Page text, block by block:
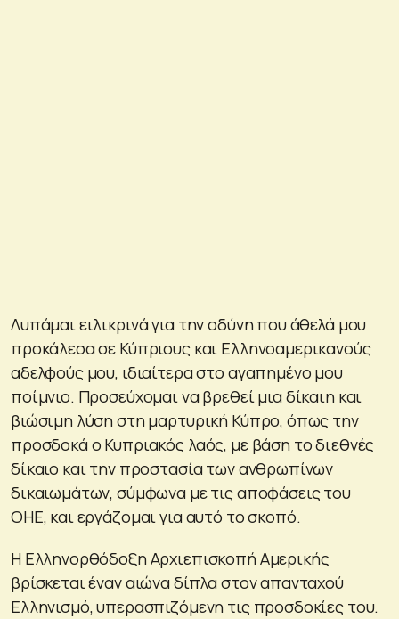
Λυπάμαι ειλικρινά για την οδύνη που άθελά μου
προκάλεσα σε Κύπριους και Ελληνοαμερικανούς
αδελφούς μου, ιδιαίτερα στο αγαπημένο μου
ποίμνιο. Προσεύχομαι να βρεθεί μια δίκαιη και
βιώσιμη λύση στη μαρτυρική Κύπρο, όπως την
προσδοκά ο Κυπριακός λαός, με βάση το διεθνές
δίκαιο και την προστασία των ανθρωπίνων
δικαιωμάτων, σύμφωνα με τις αποφάσεις του
ΟΗΕ, και εργάζομαι για αυτό το σκοπό.
Η Ελληνορθόδοξη Αρχιεπισκοπή Αμερικής
βρίσκεται έναν αιώνα δίπλα στον απανταχού
Ελληνισμό, υπερασπιζόμενη τις προσδοκίες του.